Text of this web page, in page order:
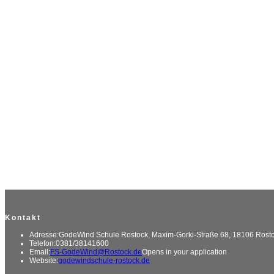
Kontakt
Adresse:GodeWind Schule Rostock, Maxim-Gorki-Straße 68, 18106
Telefon:0381/38141600
Email:FS-GodeWind@Rostock.deOpens in your application
Website:godewindschule-rostock.de